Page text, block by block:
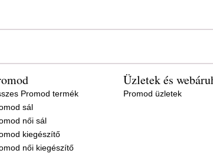
Promod termék
sál
női sál
kiegészítő
női kiegészítő
Üzletek és
Promod üzletek